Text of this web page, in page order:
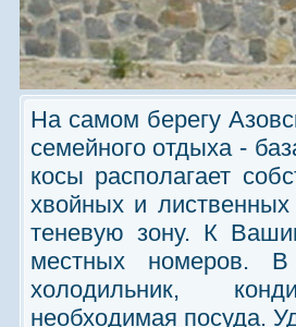
На самом берегу
семейного отдыха -
косы располагает
хвойных и
теневую зону. К
местных номеров.
холодильник,
необходимая посуда.